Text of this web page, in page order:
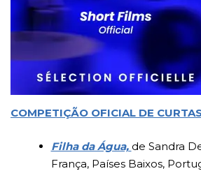
COMPETIÇÃO OFICIAL DE
Filha da Água, de Sandra
França, Países Baixos,